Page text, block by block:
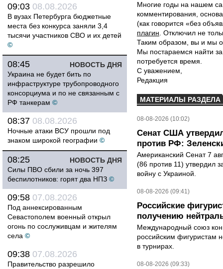
09:03 08.08.2026
В вузах Петербурга бюджетные
места без конкурса заняли 3,4
тысячи участников СВО и их детей
©
НОВОСТЬ ДНЯ
08:45
Украина не будет бить по
инфраструктуре трубопроводного
консорциума и по не связанным с
РФ танкерам ©
08:37 08.08.2026
Ночные атаки ВСУ прошли под
знаком широкой географии ©
НОВОСТЬ ДНЯ
08:25
Силы ПВО сбили за ночь 397
беспилотников: горят два НПЗ ©
09:58 07.08.2026
Под аннексированным
Севастополем военный открыл
огонь по сослуживцам и жителям
села ©
09:38 07.08.2026
Правительство разрешило
Многие годы на нашем
комментирования,
(как говорится «без
плагин . Отключил не
Таким образом, вы и мы
Мы постараемся найти
потребуется время.
С уважением,
Редакция
МАТЕРИАЛЫ РАЗДЕЛА
08-08-2026 (10:02)
Сенат США
против РФ:
Американский Сенат 7
(86 против 11) утвердил
войну с Украиной.
08-08-2026 (09:41)
Российские
получению
Международный союз
российским фигуристам
в турнирах.
08-08-2026 (09:33)